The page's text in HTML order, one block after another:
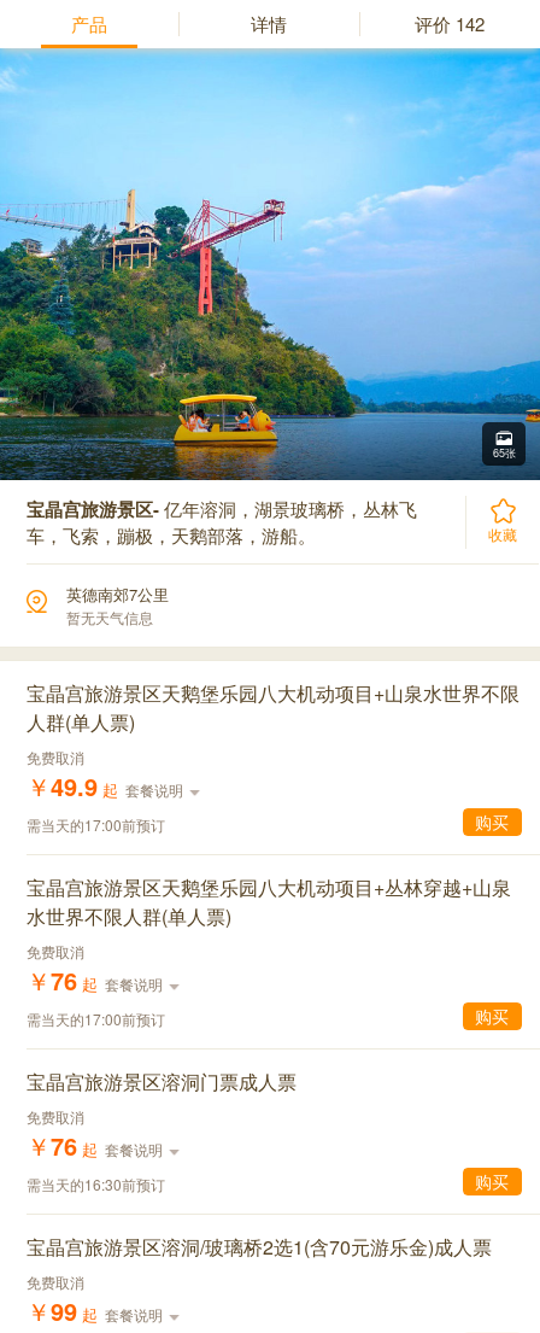
产品 详情 评价 142
65张
宝晶宫旅游景区-亿年溶洞，湖景玻璃桥，丛林飞
车，飞索，蹦极，天鹅部落，游船。
收藏
英德南郊7公里
暂无天气信息
宝晶宫旅游景区天鹅堡乐园八大机动项目+山泉水世界不限
人群(单人票)
免费取消
￥49.9 起 套餐说明
需当天的17:00前预订
购买
宝晶宫旅游景区天鹅堡乐园八大机动项目+丛林穿越+山泉
水世界不限人群(单人票)
免费取消
￥76 起 套餐说明
需当天的17:00前预订
购买
宝晶宫旅游景区溶洞门票成人票
免费取消
￥76 起 套餐说明
需当天的16:30前预订
购买
宝晶宫旅游景区溶洞/玻璃桥2选1(含70元游乐金)成人票
免费取消
￥99 起 套餐说明